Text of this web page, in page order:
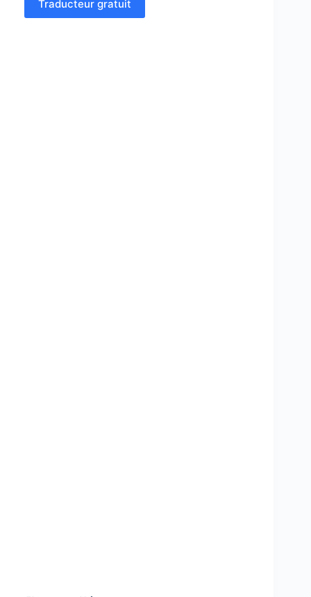
Traducteur gratuit